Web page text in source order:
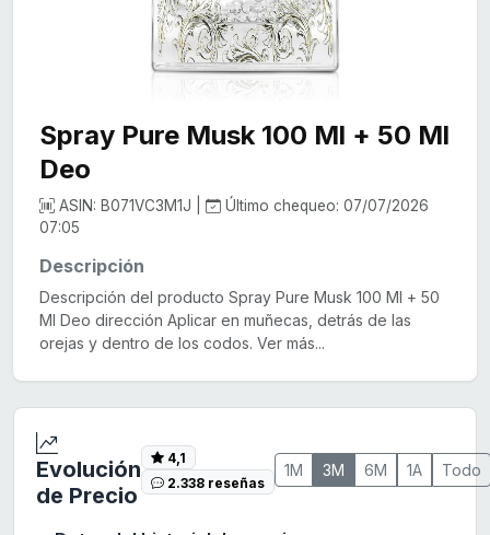
Spray Pure Musk 100 Ml + 50 Ml
Deo
ASIN: B071VC3M1J |
Último chequeo: 07/07/2026
07:05
Descripción
Descripción del producto Spray Pure Musk 100 Ml + 50
Ml Deo dirección Aplicar en muñecas, detrás de las
orejas y dentro de los codos. Ver más...
Evolución
de Precio
4,1
2.338 reseñas
1M 3M 6M 1A Todo